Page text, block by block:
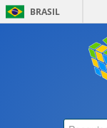
BRASIL